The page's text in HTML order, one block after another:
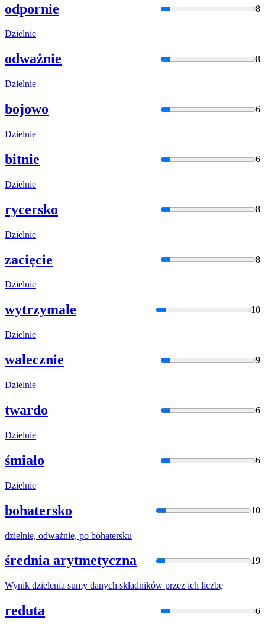
odpornie 8
Dzielnie
odważnie 8
Dzielnie
bojowo 6
Dzielnie
bitnie 6
Dzielnie
rycersko 8
Dzielnie
zacięcie 8
Dzielnie
wytrzymale 10
Dzielnie
walecznie 9
Dzielnie
twardo 6
Dzielnie
śmiało 6
Dzielnie
bohatersko 10
dzielnie, odważnie, po bohatersku
średnia arytmetyczna 19
Wynik dzielenia sumy danych składników przez ich liczbę
reduta 6